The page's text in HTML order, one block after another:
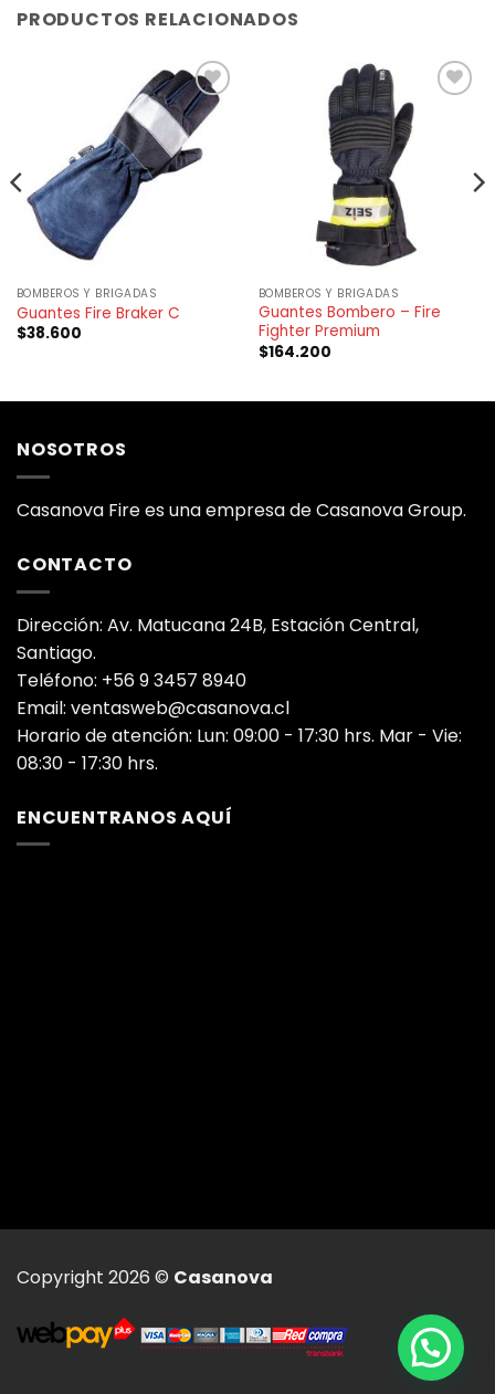
PRODUCTOS RELACIONADOS
BOMBEROS Y BRIGADAS
Guantes Fire Braker C
$38.600
BOMBEROS Y BRIGADAS
Guantes Bombero – Fire
Fighter Premium
$164.200
NOSOTROS
Casanova Fire es una empresa de Casanova Group.
CONTACTO
Dirección: Av. Matucana 24B, Estación Central,
Santiago.
Teléfono: +56 9 3457 8940
Email: ventasweb@casanova.cl
Horario de atención: Lun: 09:00 - 17:30 hrs. Mar - Vie:
08:30 - 17:30 hrs.
ENCUENTRANOS AQUÍ
Copyright 2026 © Casanova